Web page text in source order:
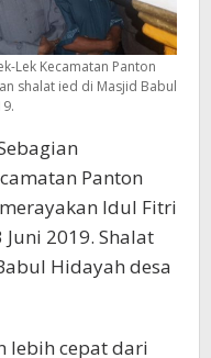
Lek Kecamatan Panton
shalat ied di Masjid Babul
Panton
Idul Fitri
2019. Shalat
Hidayah desa
lebih cepat dari